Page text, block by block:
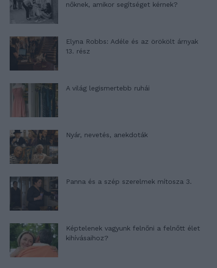
nőknek, amikor segítséget kérnek?
Elyna Robbs: Adéle és az örökölt árnyak
13. rész
A világ legismertebb ruhái
Nyár, nevetés, anekdoták
Panna és a szép szerelmek mítosza 3.
Képtelenek vagyunk felnőni a felnőtt élet
kihívásaihoz?